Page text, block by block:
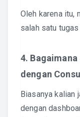
Oleh karena itu,
salah satu
4.
dengan
Biasanya kalian
dengan